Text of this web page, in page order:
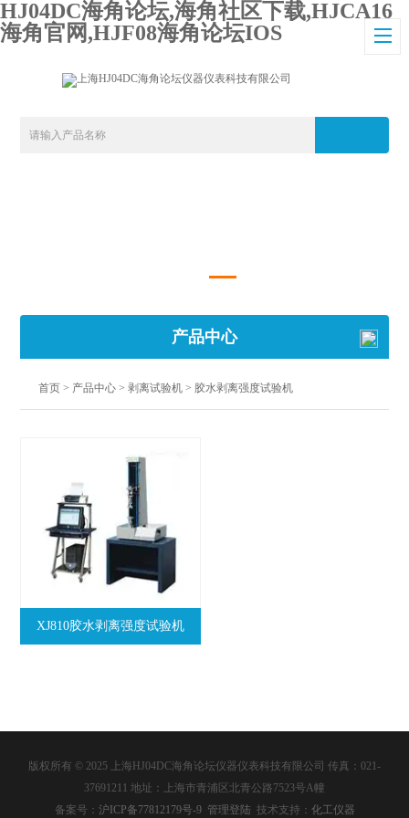
HJ04DC海角论坛,海角社区下载,HJCA16
海角官网,HJF08海角论坛IOS
产品中心
首页 > 产品中心 >剥离试验机 > 胶水剥离强度试验机
XJ810胶水剥离强度试验机
版权所有 © 2025 上海HJ04DC海角论坛仪器仪表科技有限公司 传真：021-
37691211 地址：上海市青浦区北青公路7523号A幢
备案号： 沪ICP备77812179号-9 管理登陆 技术支持： 化工仪器